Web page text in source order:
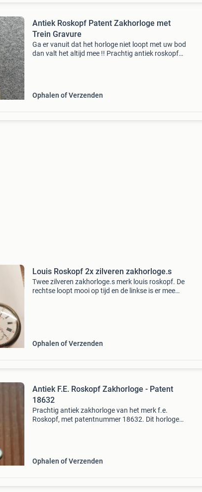
Antiek Roskopf Patent Zakhorloge met
Trein Gravure
Ga er vanuit dat het horloge niet loopt met uw bod
dan valt het altijd mee !! Prachtig antiek roskopf
Ophalen of Verzenden
Louis Roskopf 2x zilveren zakhorloge.s
Twee zilveren zakhorloge.s merk louis roskopf. De
rechtse loopt mooi op tijd en de linkse is er mee
Ophalen of Verzenden
Antiek F.E. Roskopf Zakhorloge - Patent
18632
Prachtig antiek zakhorloge van het merk f.e.
Roskopf, met patentnummer 18632. Dit horloge
Ophalen of Verzenden